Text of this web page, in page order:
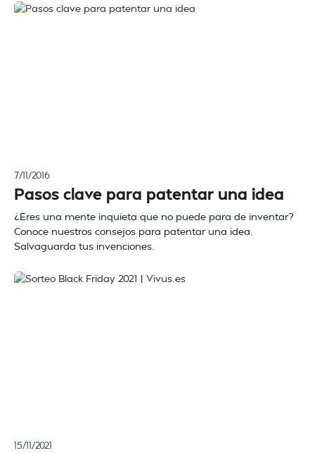
7/11/2016
Pasos clave para patentar una idea
¿Eres una mente inquieta que no puede para de inventar?
Conoce nuestros consejos para patentar una idea.
Salvaguarda tus invenciones.
15/11/2021